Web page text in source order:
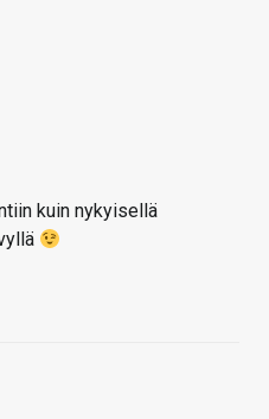
kuin nykyisellä